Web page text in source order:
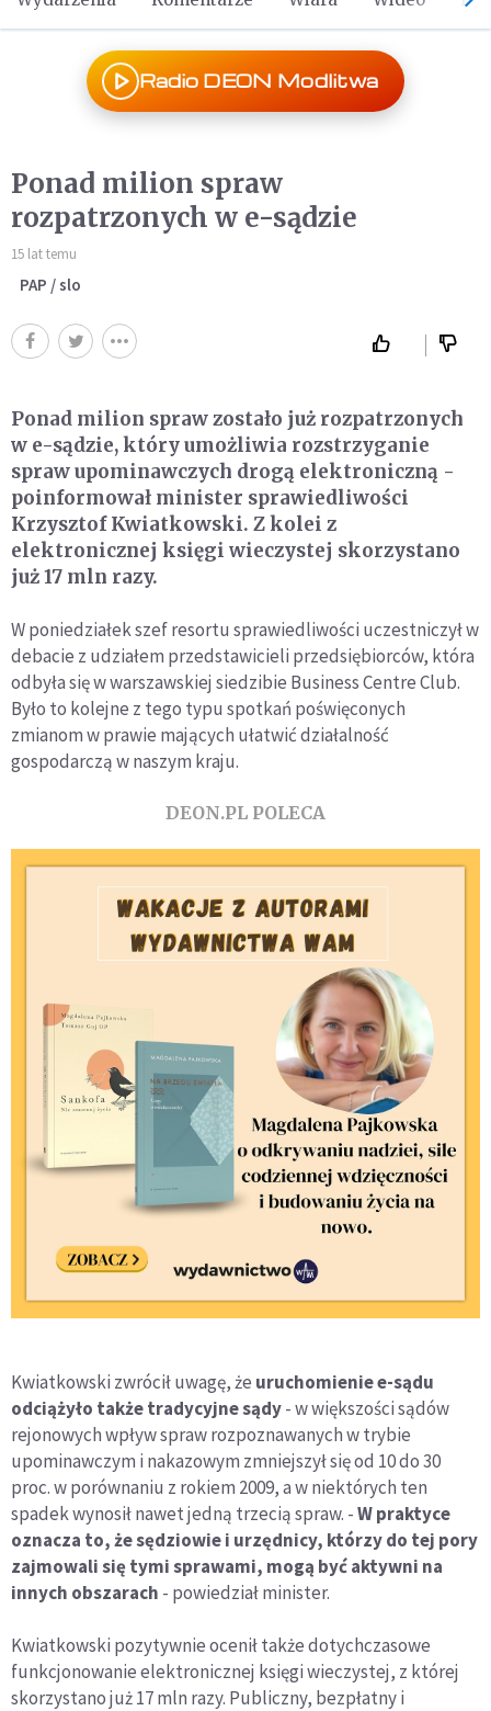
Radio DEON Modlitwa
Ponad milion spraw
rozpatrzonych w e-sądzie
15 lat temu
PAP / slo
Ponad milion spraw zostało już rozpatrzonych
w e-sądzie, który umożliwia rozstrzyganie
spraw upominawczych drogą elektroniczną -
poinformował minister sprawiedliwości
Krzysztof Kwiatkowski. Z kolei z
elektronicznej księgi wieczystej skorzystano
już 17 mln razy.
W poniedziałek szef resortu sprawiedliwości uczestniczył w
debacie z udziałem przedstawicieli przedsiębiorców, która
odbyła się w warszawskiej siedzibie Business Centre Club.
Było to kolejne z tego typu spotkań poświęconych
zmianom w prawie mających ułatwić działalność
gospodarczą w naszym kraju.
DEON.PL POLECA
Kwiatkowski zwrócił uwagę, że uruchomienie e-sądu
odciążyło także tradycyjne sądy- w większości sądów
rejonowych wpływ spraw rozpoznawanych w trybie
upominawczym i nakazowym zmniejszył się od 10 do 30
proc. w porównaniu z rokiem 2009, a w niektórych ten
spadek wynosił nawet jedną trzecią spraw. -W praktyce
oznacza to, że sędziowie i urzędnicy, którzy do tej pory
zajmowali się tymi sprawami, mogą być aktywni na
innych obszarach - powiedział minister.
Kwiatkowski pozytywnie ocenił także dotychczasowe
funkcjonowanie elektronicznej księgi wieczystej, z której
skorzystano już 17 mln razy. Publiczny, bezpłatny i